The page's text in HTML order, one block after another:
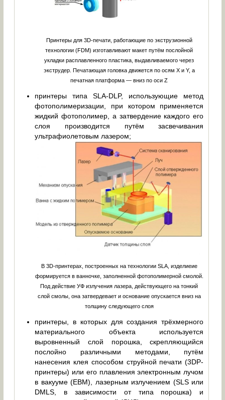
Принтеры для 3D-печати, работающие по экструзионной
технологии (FDM) изготавливают макет путём послойной
укладки расплавленного пластика, выдавливаемого через
экструдер. Печатающая головка движется по осям X и Y, а
печатная платформа — вниз по оси Z
принтеры типа SLA-DLP, использующие метод
фотополимеризации, при котором применяется
жидкий фотополимер, а затвердение каждого его
слоя производится путём засвечивания
ультрафиолетовым лазером;
В 3D-принтерах, построенных на технологии SLA, изделиеие
формируется в ванночке, заполненной фотополимерной смолой.
Под действие УФ излучения лазера, действующего на тонкий
слой смолы, она затвердевает и основание опускается вниз на
толщину следующего слоя
принтеры, в которых для создания трёхмерного
материального объекта используется
выровненный слой порошка, скрепляющийся
послойно различными методами, путём
нанесения клея способом струйной печати (3DP-
принтеры) или его плавления электронным лучом
в вакууме (EBM), лазерным излучением (SLS или
DMLS, в зависимости от типа порошка) и